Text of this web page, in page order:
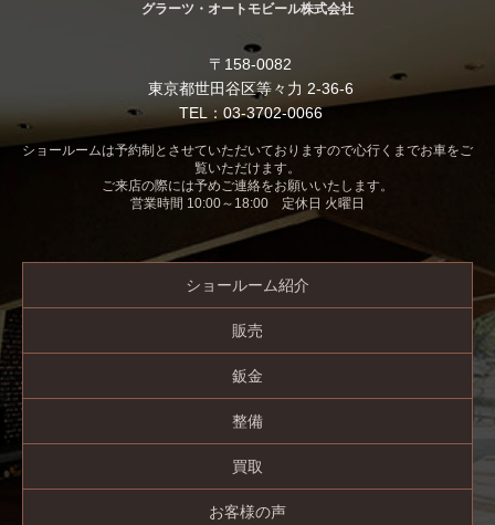
グラーツ・オートモビール株式会社
〒158-0082
東京都世田谷区等々力 2-36-6
TEL：03-3702-0066
ショールームは予約制とさせていただいておりますので心行くまでお車をご
覧いただけます。
ご来店の際には予めご連絡をお願いいたします。
営業時間 10:00～18:00 定休日 火曜日
ショールーム紹介
販売
鈑金
整備
買取
お客様の声